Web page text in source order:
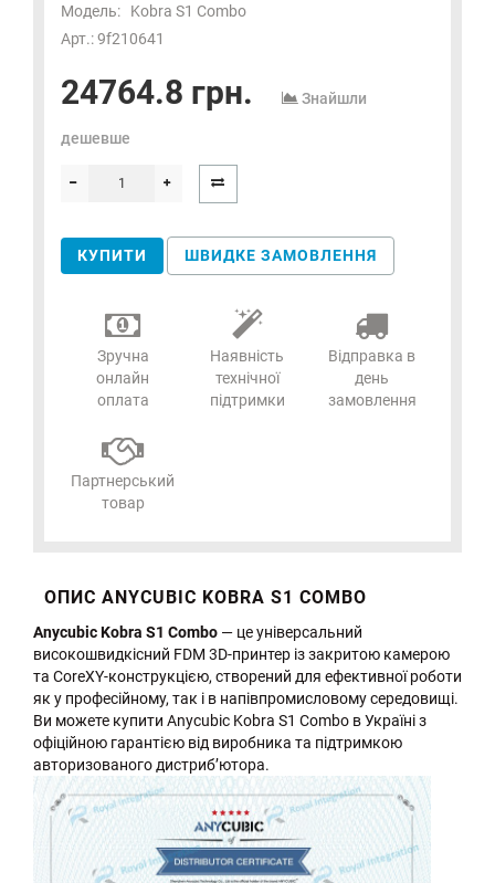
Модель:
Kobra S1 Combo
Арт.: 9f210641
24764.8 грн. Знайшли
дешевше
КУПИТИ ШВИДКЕ ЗАМОВЛЕННЯ
Зручна
онлайн
оплата
Наявність
технічної
підтримки
Відправка в
день
замовлення
Партнерський
товар
ОПИС ANYCUBIC KOBRA S1 COMBO
Anycubic Kobra S1 Combo — це універсальний
високошвидкісний FDM 3D-принтер із закритою камерою
та CoreXY-конструкцією, створений для ефективної роботи
як у професійному, так і в напівпромисловому середовищі.
Ви можете купити Anycubic Kobra S1 Combo в Україні з
офіційною гарантією від виробника та підтримкою
авторизованого дистриб’ютора.